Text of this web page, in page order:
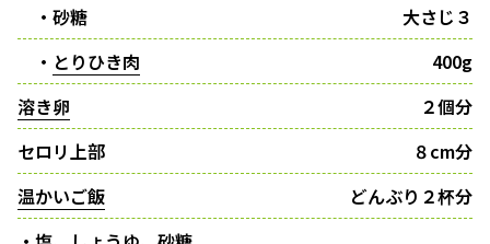
・砂糖
大さじ３
・ とりひき肉
400g
溶き卵
２個分
セロリ上部
８cm分
温かいご飯
どんぶり２杯分